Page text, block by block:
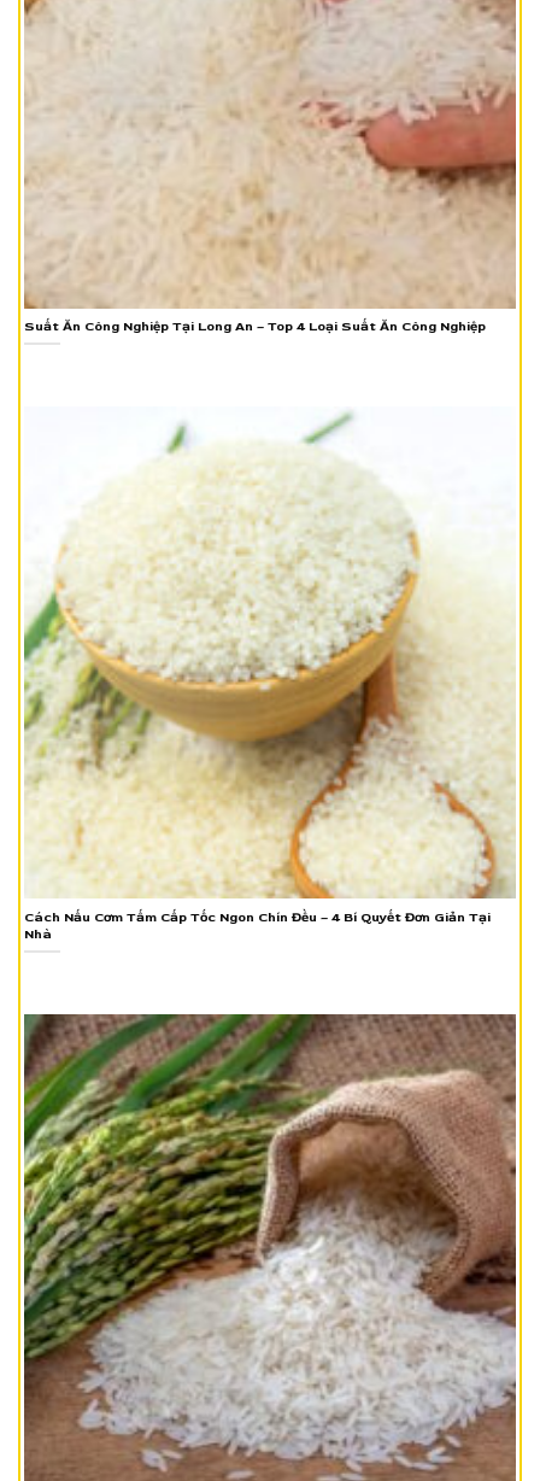
Suất Ăn Công Nghiệp Tại Long An – Top 4 Loại Suất Ăn Công Nghiệp
Cách Nấu Cơm Tấm Cấp Tốc Ngon Chín Đều – 4 Bí Quyết Đơn Giản Tại
Nhà